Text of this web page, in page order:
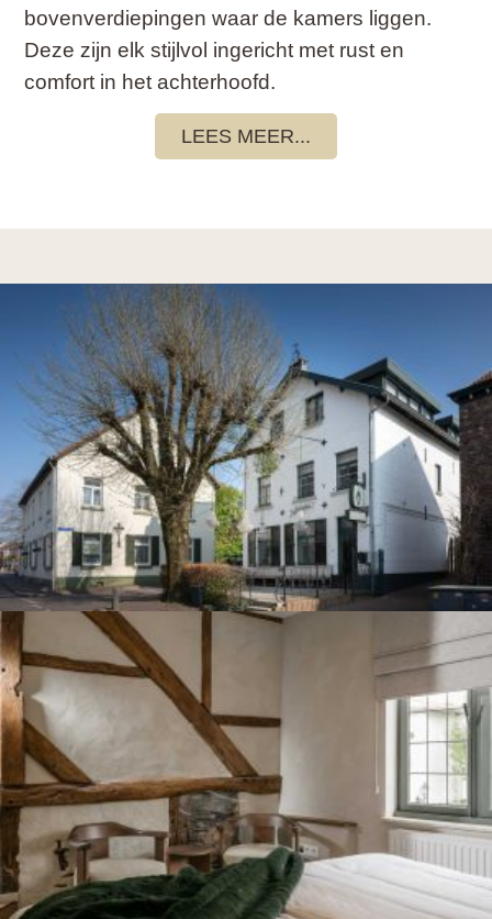
bovenverdiepingen waar de kamers liggen.
Deze zijn elk stijlvol ingericht met rust en
comfort in het achterhoofd.
LEES MEER...